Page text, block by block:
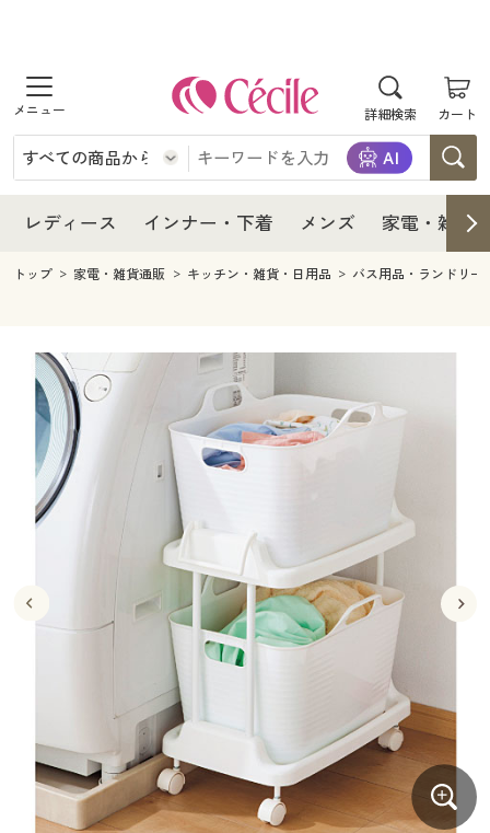
詳細検索 カート
商品を探す
レディース
レディースファッション
インナー・下着
インナー・下着通販すべて
メンズ下着
ジュニア・ティーンズ下着
メンズ
メンズファッション
メンズ下着
家電・雑貨すべて
家電
キッチン・雑貨・日用品
寝具・インテリア・家具
寝具・インテリア・家具通販すべて
家具・収納
カーテン・ラグ・ファブリック
美容・健康
美容・健康通販すべて
美容・健康・サプリメント
制服・スクール
制服・スクールすべて
制服・学生服
ジュニア・ティーンズ下着
大きいサイズ通販すべて
大きいサイズ レディース服
大きいサイズ レディース下着
大きいサイズ メンズ
バーゲン
シークレットセール
商品カテゴリ一覧
カタログ
レディース インナー・下着 メンズ 家電・雑貨
レディース
レディース通販すべて
レディースファッション
インナー・下着
インナー・下着通販すべて
ジュニア・ティーンズ下着
メンズ
メンズ下着
家電
キッチン・雑貨・日用品
寝具・インテリア・家具通販すべて
家具・収納
寝具・ベッド
カーテン・ラグ・ファブリック
美容・健康
美容・健康通販すべて
美容・健康・サプリメント
制服・スクール
制服・スクールすべて
ジュニア・ティーンズ下着
大きいサイズ
大きいサイズ通販すべて
大きいサイズ レディース服
大きいサイズ レディース下着
大きいサイズ メンズ
大きいサイズ 事務・制服
バーゲンセール
詳細検索
カタログ
カタログ・チラシからのご注文
トップ 家電・雑貨通販 キッチン・雑貨・日用品 バス用品・ランドリー